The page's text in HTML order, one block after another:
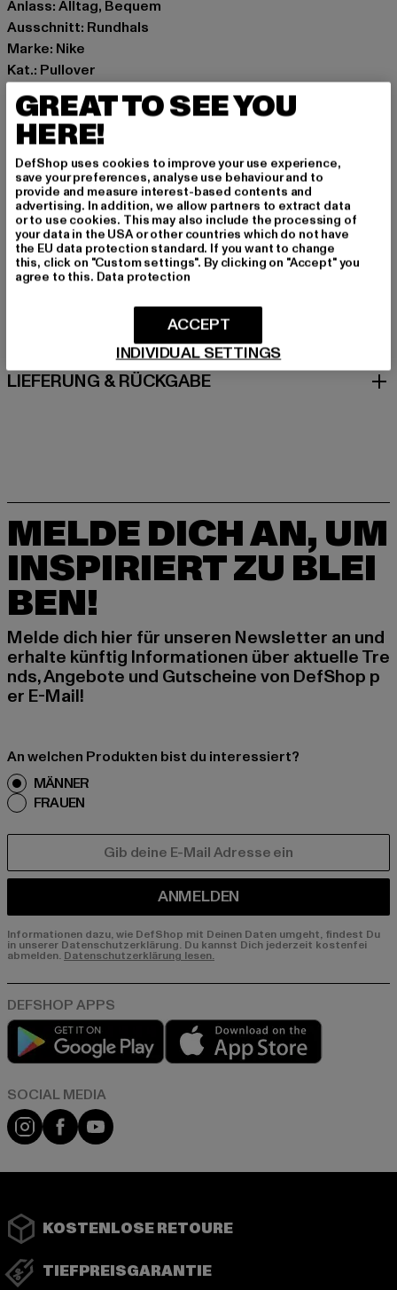
Anlass: Alltag, Bequem
Ausschnitt: Rundhals
Marke: Nike
Kat.: Pullover
Farbe: beige
Hersteller Farbe: light bone/iron ore
Materialzusammensetzung: 100% Polyester
Art.Nr: DQ6844-17019
Hersteller: NIKE European Operations Netherland B.V;
Sport Duwe |privacy@nike.com
Colosseum 1 | 1213 Hilversum | NL
GRÖSSE & PASSFORM
PFLEGEHINWEISE
LIEFERUNG & RÜCKGABE
MELDE DICH AN, UM
INSPIRIERT ZU BLEI
BEN!
Melde dich hier für unseren Newsletter an und
erhalte künftig Informationen über aktuelle Tre
nds, Angebote und Gutscheine von DefShop p
er E-Mail!
An welchen Produkten bist du interessiert?
MÄNNER
FRAUEN
ANMELDEN
Informationen dazu, wie DefShop mit Deinen Daten umgeht, findest Du
in unserer Datenschutzerklärung. Du kannst Dich jederzeit kostenfei
abmelden. Datenschutzerklärung lesen.
Play market
Instagram
FacebookYouTube
KOSTENLOSE RETOURE
TIEFPREISGARANTIE
GREAT TO SEE YOU
HERE!
DefShop uses cookies to improve your use experience,
save your preferences, analyse use behaviour and to
provide and measure interest-based contents and
advertising. In addition, we allow partners to extract data
or to use cookies. This may also include the processing of
your data in the USA or other countries which do not have
the EU data protection standard. If you want to change
this, click on "Custom settings". By clicking on "Accept" you
agree to this. Data protection
INDIVIDUAL SETTINGS
ACCEPT